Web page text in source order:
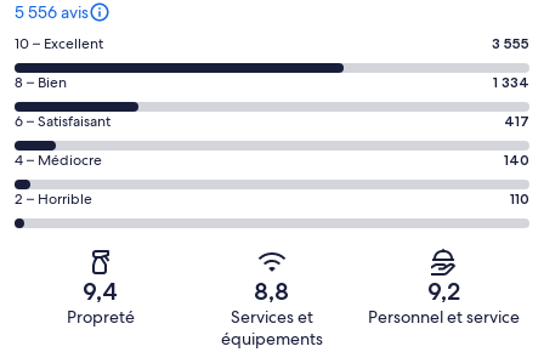
5 556 avis
Note
des
voyageurs
de 10
(Excellent),
d’après 3555 avis
sur 5556.
10 – Excellent 3 555
Note
des
voyageurs
de 8
(Bien),
d’après 1334 avis
8 – Bien 1 334
Note
des
voyageurs
de 6
(Satisfaisant),
d’après 417 avis
sur 5556.
6 – Satisfaisant 417
Note
des
voyageurs
(Médiocre),
d’après 140 avis
sur 5556.
4 – Médiocre 140
Note
des
voyageurs
(Horrible),
d’après 110 avis
2 – Horrible 110
9,4
Propreté
8,8
Services et
équipements
9,2
Personnel et service